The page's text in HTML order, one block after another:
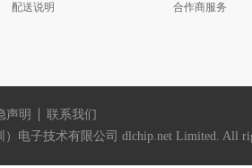
配送说明
合作商服务
声明
联系我们
电子技术有限公司 dlchip.net Limited. All